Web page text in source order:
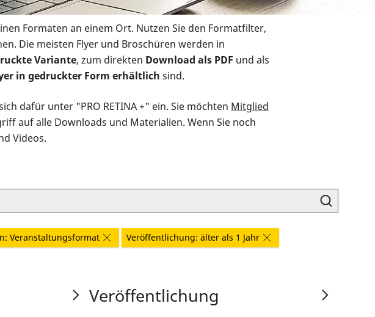
Formaten an einem Ort. Nutzen Sie den Formatfilter,
Die meisten Flyer und Broschüren werden in
Variante, zum direkten Download als PDF und als
in gedruckter Form erhältlich sind.
dafür unter "PRO RETINA +" ein. Sie möchten Mitglied
auf alle Downloads und Materialien. Wenn Sie noch
Videos.
Veranstaltungsformat
Veröffentlichung: älter als 1 Jahr
Veröffentlichung